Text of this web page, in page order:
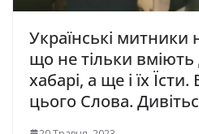
Українські митники
що не тільки
хабарі, а ще і їх
цього Слова.